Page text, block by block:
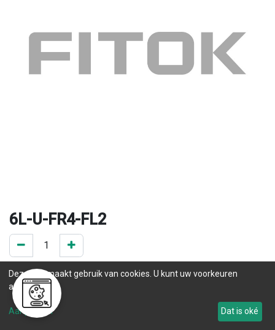
6L-U-FR4-FL2
0 ST op voorraad
.
Levertijd
Deze site maakt gebruik van cookies. U kunt uw voorkeuren
aanpassen.
Aanpassen Dat is oké